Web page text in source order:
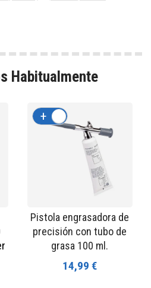
Habitualmente
Pistola engrasadora de
precisión con tubo de
grasa 100 ml.
14,99 €
+